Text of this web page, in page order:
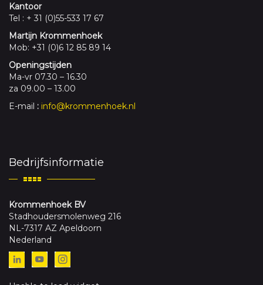
Kantoor
Tel : + 31 (0)55-533 17 67
Martijn Krommenhoek
Mob: +31 (0)6 12 85 89 14
Openingstijden
Ma-vr 07.30 – 16.30
za 09.00 – 13.00
E-mail : info@krommenhoek.nl
Bedrijfsinformatie
Krommenhoek BV
Stadhoudersmolenweg 216
NL-7317 AZ Apeldoorn
Nederland